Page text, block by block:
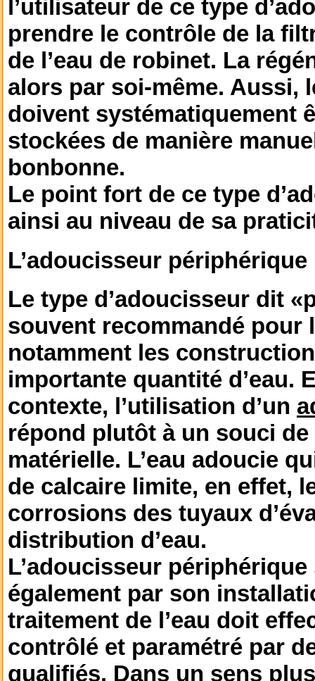
l’utilisateur de ce type d’
prendre le contrôle de la
de l’eau de robinet. La
alors par soi-même. Aussi,
doivent systématiquement
stockées de manière
bonbonne.
Le point fort de ce type
ainsi au niveau de sa
L’adoucisseur périphérique
Le type d’adoucisseur dit
souvent recommandé pour
notamment les
importante quantité d’eau.
contexte, l’utilisation d’un
répond plutôt à un souci
matérielle. L’eau adoucie
de calcaire limite, en effet,
corrosions des tuyaux
distribution d’eau.
L’adoucisseur
également par son
traitement de l’eau doit
contrôlé et paramétré par
qualifiés. Dans un sens